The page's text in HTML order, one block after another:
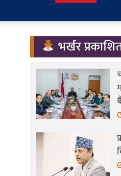
भर्खर